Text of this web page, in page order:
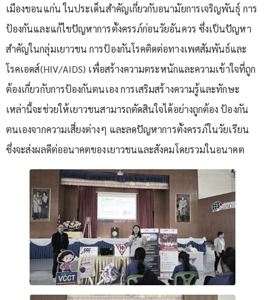
เมืองขอนแก่น ในประเด็นสำคัญเกี่ยวกับอนามัยการเจริญพันธุ์ การ
ป้องกันและแก้ไขปัญหาการตั้งครรภ์ก่อนวัยอันควร ซึ่งเป็นปัญหา
สำคัญในกลุ่มเยาวชน การป้องกันโรคติดต่อทางเพศสัมพันธ์และ
โรคเอดส์(HIV/AIDS) เพื่อสร้างความตระหนักและความเข้าใจที่ถูก
ต้องเกี่ยวกับการป้องกันตนเอง การเสริมสร้างความรู้และทักษะ
เหล่านี้จะช่วยให้เยาวชนสามารถตัดสินใจได้อย่างถูกต้อง ป้องกัน
ตนเองจากความเสี่ยงต่างๆ และลดปัญหาการตั้งครรภ์ในวัยเรียน
ซึ่งจะส่งผลดีต่ออนาคตของเยาวชนและสังคมโดยรวมในอนาคต